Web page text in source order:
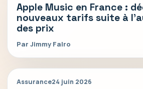
Apple Music en France :
nouveaux tarifs suite à
des prix
Par Jimmy Falro
Assurance24 juin 2026